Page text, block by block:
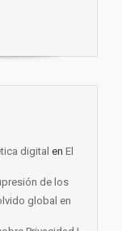
digital en El
de los
global en